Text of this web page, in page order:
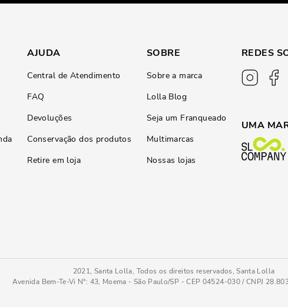
AJUDA
Central de Atendimento
FAQ
Devoluções
Conservação dos produtos
Retire em loja
SOBRE
Sobre a marca
Lolla Blog
Seja um Franqueado
Multimarcas
Nossas lojas
REDES
UMA
2021, Santa Lolla, Todos os direitos reservados, Santa Lolla
Avenida Bem-Te-Vi N°: 43, Moema - São Paulo/SP - CEP 04524-030 / CNPJ